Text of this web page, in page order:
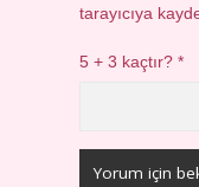
tarayıcıya
5 + 3 kaçtır?*